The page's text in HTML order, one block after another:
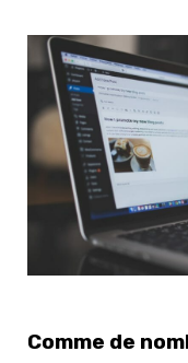
Comme de